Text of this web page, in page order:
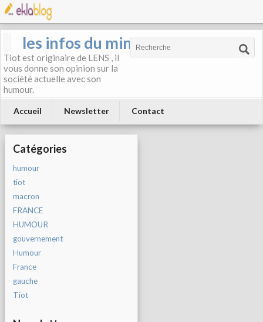
les infos du mineur
Tiot est originaire de LENS , il
vous donne son opinion sur la
société actuelle avec son
humour.
Accueil Newsletter Contact
Catégories
humour
tiot
macron
FRANCE
HUMOUR
gouvernement
Humour
France
gauche
Tiot